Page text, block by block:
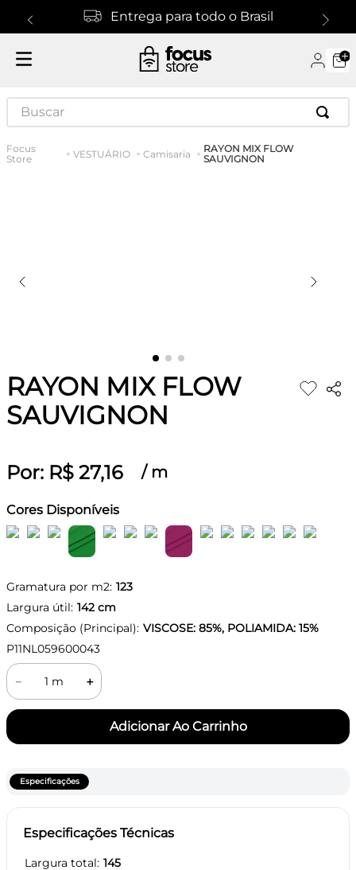
Entrega para todo o Brasil
Buscar
VESTUÁRIO Camisaria
RAYON MIX FLOW
SAUVIGNON
RAYON MIX FLOW
SAUVIGNON
Por: R$ 27,16 / m
Cores Disponíveis
Gramatura por m2: 123
Largura útil: 142 cm
Composição (Principal): VISCOSE: 85%, POLIAMIDA: 15%
P11NL059600043
＋
－
Especificações
Especificações Técnicas
Largura total 145